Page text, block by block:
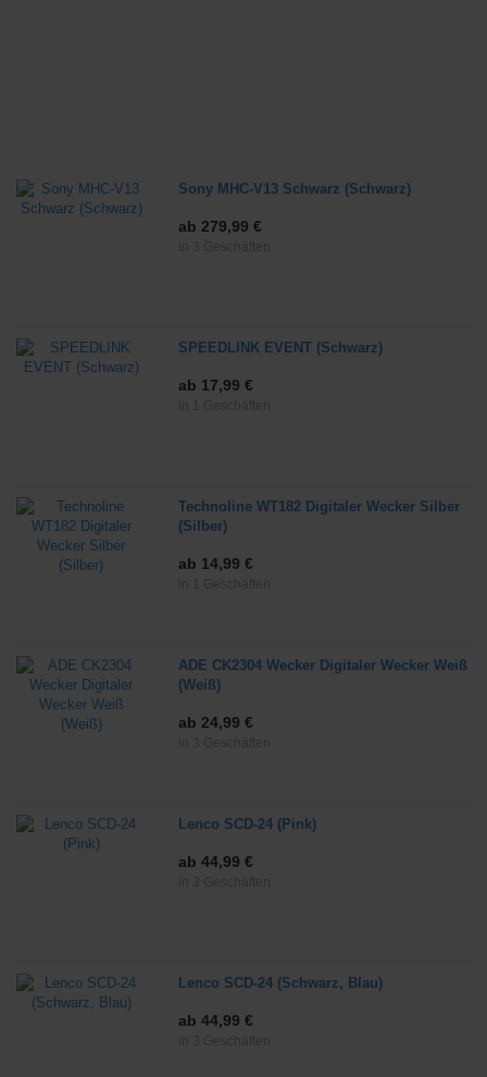
Sony MHC-V13 Schwarz (Schwarz)
ab 279,99 €
SPEEDLINK EVENT (Schwarz)
ab 17,99 €
Technoline WT182 Digitaler Wecker Silber
(Silber)
ab 14,99 €
ADE CK2304 Wecker Digitaler Wecker Weiß
(Weiß)
ab 24,99 €
Lenco SCD-24 (Pink)
ab 44,99 €
Lenco SCD-24 (Schwarz, Blau)
ab 44,99 €